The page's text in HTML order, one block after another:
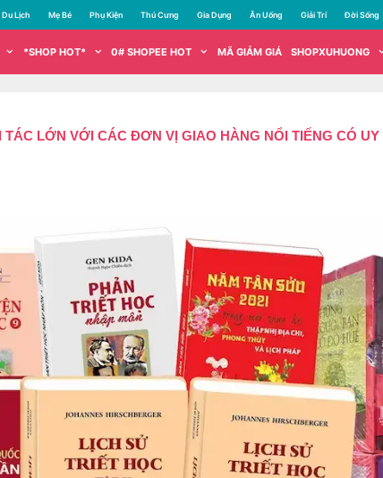
Du Lịch Mẹ Bé Phụ Kiện Thú Cưng Gia Dụng Ăn Uống Giải Trí Đời Sống
*SHOP HOT* 0# SHOPEE HOT MÃ GIẢM GIÁ SHOPXUHUONG
LỚN VỚI CÁC ĐƠN VỊ GIAO HÀNG NỔI TIẾNG CÓ